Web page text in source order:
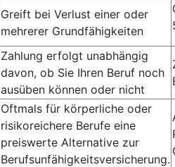
Greift bei Verlust einer oder
mehrerer Grundfähigkeiten
Zahlung erfolgt unabhängig
davon, ob Sie Ihren Beruf noch
ausüben können oder nicht
Oftmals für körperliche oder
risikoreichere Berufe eine
preiswerte Alternative zur
Berufsunfähigkeitsversicherung.